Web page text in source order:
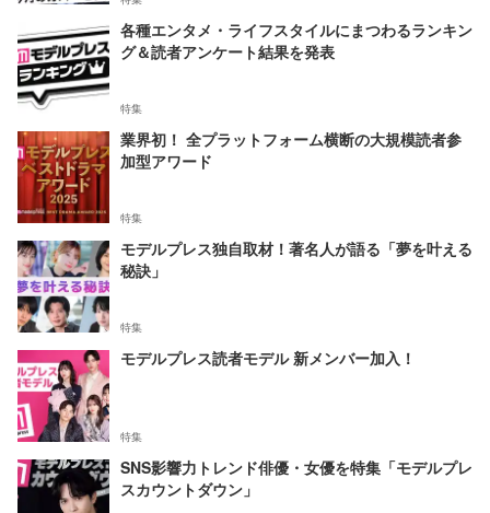
各種エンタメ・ライフスタイルにまつわるランキン
グ＆読者アンケート結果を発表
特集
業界初！ 全プラットフォーム横断の大規模読者参
加型アワード
特集
モデルプレス独自取材！著名人が語る「夢を叶える
秘訣」
特集
モデルプレス読者モデル 新メンバー加入！
特集
SNS影響力トレンド俳優・女優を特集「モデルプレ
スカウントダウン」